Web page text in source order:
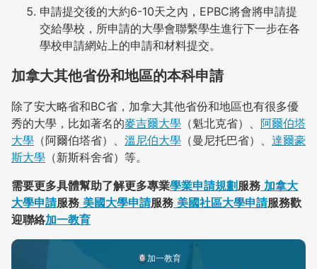
申請提交後的大約6-10天之內，EPBC將會將申請提
交給學校，所申請的大學會聯繫學生進行下一步在各
學校申請網站上的申請和材料提交。
加拿大其他省份和地區的本科申請
除了安大略省和BC省，加拿大其他省份和地區也有很多優
秀的大學，比如著名的麥吉爾大學 （魁北克省）、 阿爾伯塔
大學 （阿爾伯塔省）、 溫尼伯大學 （曼尼托巴省）、 達爾豪
斯大學 （新斯科舍省）等。
需要更多具體幫助了解更多專業學業申請規劃服務 加拿大
大學申請服務 美國大學申請服務 美國社區大學申請服務歡
迎聯絡加一教育
加一教育